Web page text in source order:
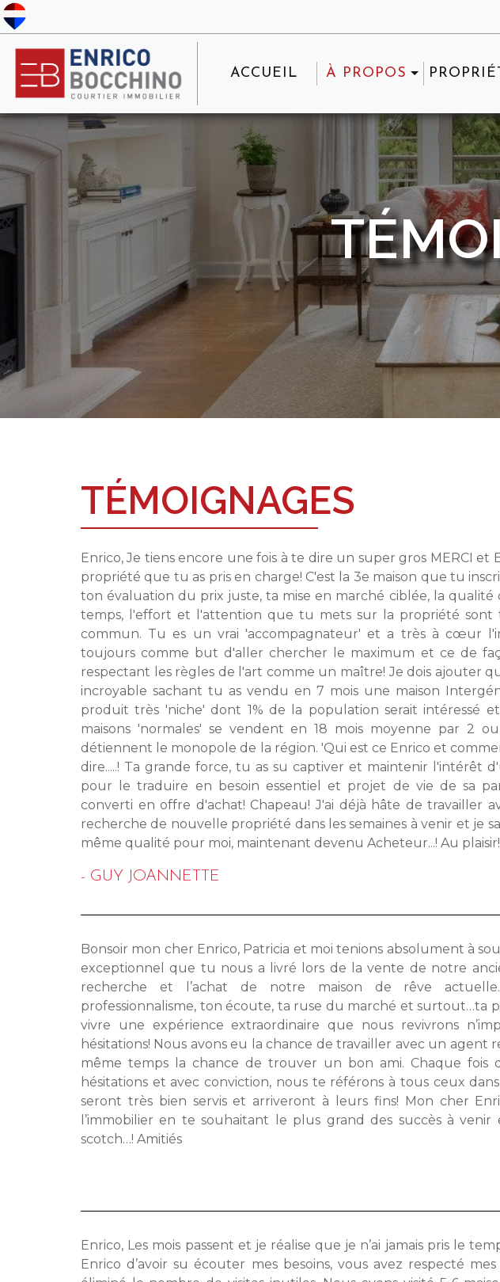
ACCUEIL À PROPOS
TÉMOIGNAGES
Enrico, Je tiens encore une fois à te dire un super gros MERCI et
propriété que tu as pris en charge! C'est la 3e maison que tu
ton évaluation du prix juste, ta mise en marché ciblée, la
temps, l'effort et l'attention que tu mets sur la propriété sont
commun. Tu es un vrai 'accompagnateur' et a très à cœur
toujours comme but d'aller chercher le maximum et ce de
respectant les règles de l'art comme un maître! Je dois ajouter
incroyable sachant tu as vendu en 7 mois une maison
produit très 'niche' dont 1% de la population serait intéressé
maisons 'normales' se vendent en 18 mois moyenne par 2
détiennent le monopole de la région. 'Qui est ce Enrico et
dire.....! Ta grande force, tu as su captiver et maintenir l'intérêt
pour le traduire en besoin essentiel et projet de vie de sa
converti en offre d'achat! Chapeau! J'ai déjà hâte de travailler
recherche de nouvelle propriété dans les semaines à venir et je
même qualité pour moi, maintenant devenu Acheteur...! Au plaisir!
- GUY JOANNETTE
Bonsoir mon cher Enrico, Patricia et moi tenions absolument à
exceptionnel que tu nous a livré lors de la vente de notre
recherche et l’achat de notre maison de rêve
professionnalisme, ton écoute, ta ruse du marché et surtout…ta
vivre une expérience extraordinaire que nous revivrons
hésitations! Nous avons eu la chance de travailler avec un agent
même temps la chance de trouver un bon ami. Chaque fois
hésitations et avec conviction, nous te référons à tous ceux
seront très bien servis et arriveront à leurs fins! Mon cher
l’immobilier en te souhaitant le plus grand des succès à
scotch…! Amitiés
Enrico, Les mois passent et je réalise que je n’ai jamais pris le
Enrico d’avoir su écouter mes besoins, vous avez respecté